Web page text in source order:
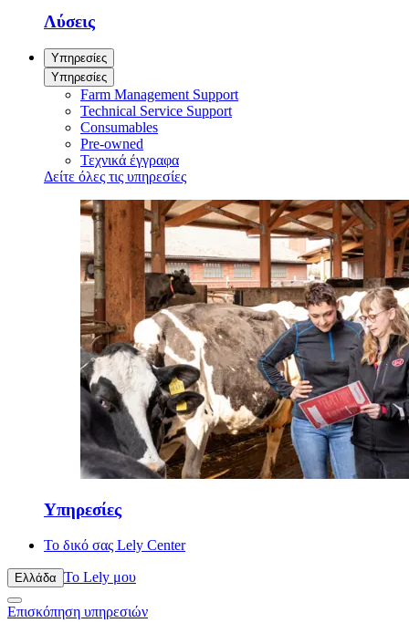
Λύσεις
Υπηρεσίες
Υπηρεσίες
Farm Management Support
Technical Service Support
Consumables
Pre-owned
Τεχνικά έγγραφα
Δείτε όλες τις υπηρεσίες
Υπηρεσίες
Το δικό σας Lely Center
Ελλάδα Το Lely μου
Επισκόπηση υπηρεσιών